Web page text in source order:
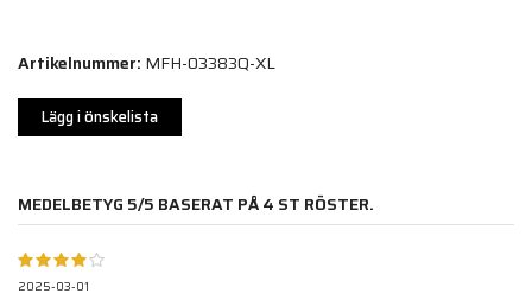
Artikelnummer: MFH-03383Q-XL
Lägg i önskelista
MEDELBETYG 5/5 BASERAT PÅ4 ST RÖSTER.
2025-03-01